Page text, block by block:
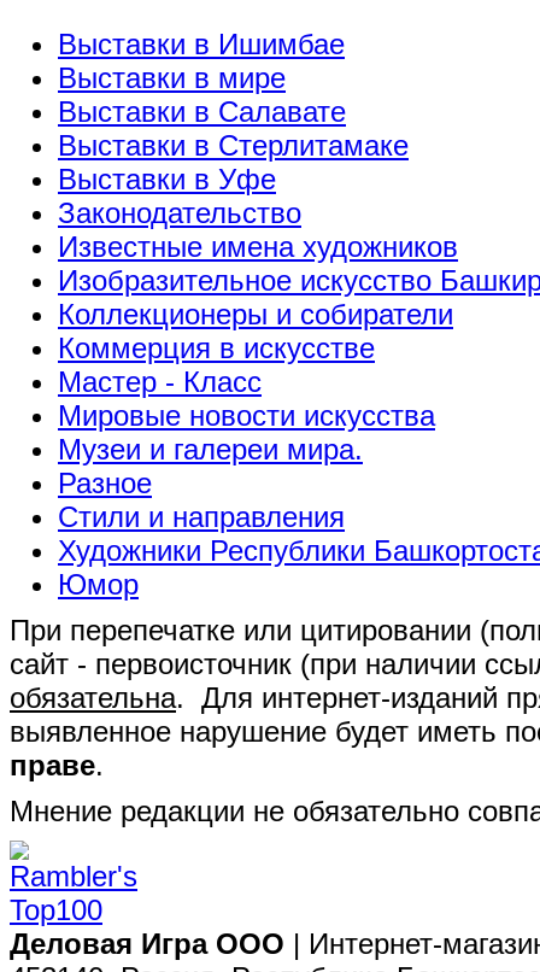
Выставки в Ишимбае
Выставки в мире
Выставки в Салавате
Выставки в Стерлитамаке
Выставки в Уфе
Законодательство
Известные имена художников
Изобразительное искусство
Коллекционеры и собиратели
Коммерция в искусстве
Мастер - Класс
Мировые новости искусства
Музеи и галереи мира.
Разное
Стили и направления
Художники Республики
Юмор
При перепечатке или цитировании
сайт - первоисточник (при наличии
обязательна. Для интернет-изданий
выявленное нарушение будет иметь
праве.
Мнение редакции не обязательно
Деловая Игра ООО | Интернет-